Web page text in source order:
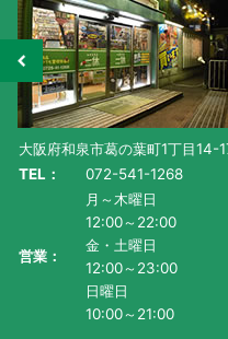
大阪府和泉市葛の葉町1丁目14-
TEL：
072-541-1268
営業：
月～木曜日
12:00～22:00
金・土曜日
12:00～23:00
日曜日
10:00～21:00